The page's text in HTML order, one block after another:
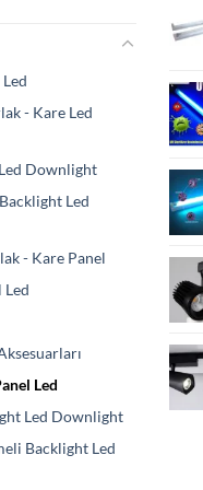
- Kare Led
Downlight
Led
- Kare Panel
Led
Led
Led Downlight
Backlight Led